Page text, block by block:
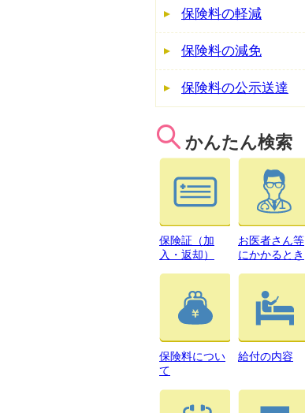
保険料の軽減
保険料の減免
保険料の公示送達
かんたん検索
保険証（加
入・返却）
お医者さん等
にかかるとき
保険料につい
て
給付の内容